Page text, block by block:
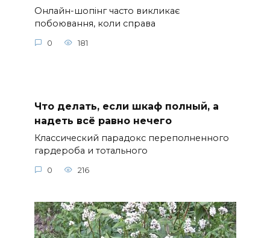
Онлайн-шопінг часто викликає
побоювання, коли справа
0 181
Что делать, если шкаф полный, а
надеть всё равно нечего
Классический парадокс переполненного
гардероба и тотального
0 216